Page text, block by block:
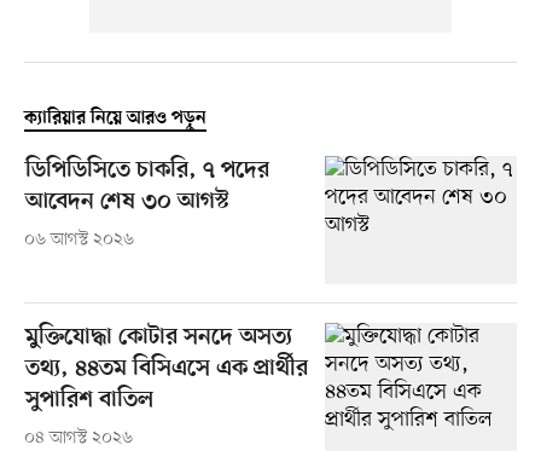
ক্যারিয়ার নিয়ে আরও পড়ুন
ডিপিডিসিতে চাকরি, ৭ পদের
আবেদন শেষ ৩০ আগস্ট
০৬ আগস্ট ২০২৬
মুক্তিযোদ্ধা কোটার সনদে অসত্য
তথ্য, ৪৪তম বিসিএসে এক প্রার্থীর
সুপারিশ বাতিল
০৪ আগস্ট ২০২৬